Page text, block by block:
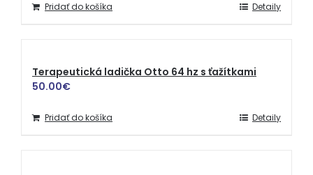
Pridať do košíka Detaily
Terapeutická ladička Otto 64 hz s ťažítkami
50.00€
Pridať do košíka Detaily